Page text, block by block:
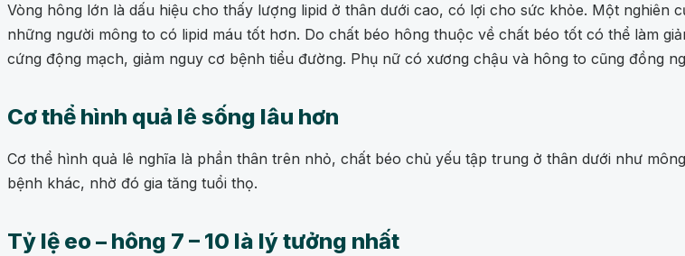
Vòng hông lớn là dấu hiệu cho thấy lượng lipid ở thân dưới cao, có lợi cho sức khỏe. Một
những người mông to có lipid máu tốt hơn. Do chất béo hông thuộc về chất béo tốt có thể làm
cứng động mạch, giảm nguy cơ bệnh tiểu đường. Phụ nữ có xương chậu và hông to cũng đồng
Cơ thể hình quả lê sống lâu hơn
Cơ thể hình quả lê nghĩa là phần thân trên nhỏ, chất béo chủ yếu tập trung ở thân dưới như
bệnh khác, nhờ đó gia tăng tuổi thọ.
Tỷ lệ eo – hông 7 – 10 là lý tưởng nhất